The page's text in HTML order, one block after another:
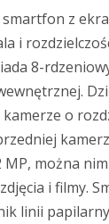
z
i
8-
o
MP, można
i filmy.
linii